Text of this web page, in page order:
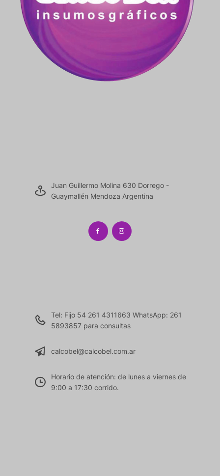
Juan Guillermo Molina 630 Dorrego -
Guaymallén Mendoza Argentina
Tel: Fijo 54 261 4311663 WhatsApp: 261
5893857 para consultas
calcobel@calcobel.com.ar
Horario de atención: de lunes a viernes de
9:00 a 17:30 corrido.